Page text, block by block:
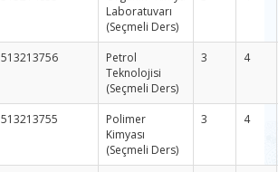
Laboratuvarı
(Seçmeli Ders)
513213756
Petrol
Teknolojisi
(Seçmeli Ders)
3 4
513213755
Polimer
Kimyası
(Seçmeli Ders)
3 4